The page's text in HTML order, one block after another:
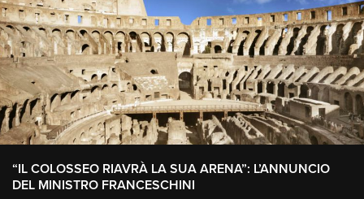
“IL COLOSSEO RIAVRÀ LA SUA ARENA”: L’ANNUNCIO
DEL MINISTRO FRANCESCHINI